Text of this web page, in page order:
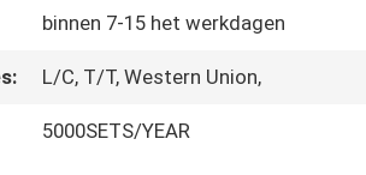
binnen 7-15 het werkdagen
L/C, T/T, Western Union,
5000SETS/YEAR